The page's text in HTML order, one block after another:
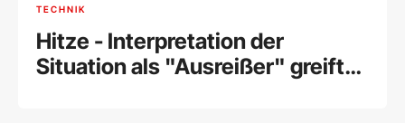
TECHNIK
Hitze - Interpretation der
Situation als "Ausreißer" greift